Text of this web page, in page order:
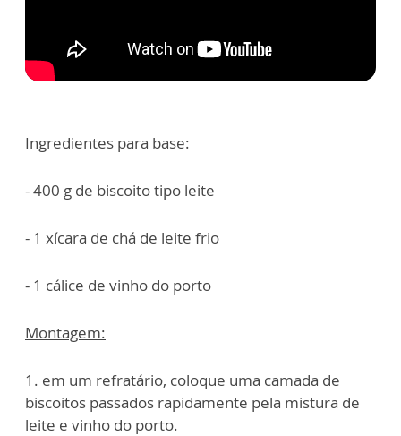
Ingredientes para base:
- 400 g de biscoito tipo leite
- 1 xícara de chá de leite frio
- 1 cálice de vinho do porto
Montagem:
1. em um refratário, coloque uma camada de
biscoitos passados rapidamente pela mistura de
leite e vinho do porto.